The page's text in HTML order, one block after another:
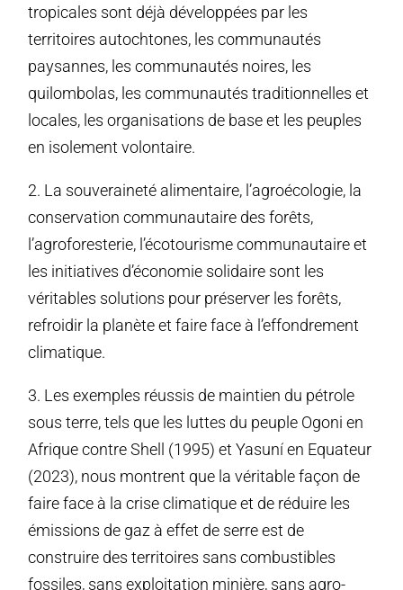
tropicales sont déjà développées par les
territoires autochtones, les communautés
paysannes, les communautés noires, les
quilombolas, les communautés traditionnelles et
locales, les organisations de base et les peuples
en isolement volontaire.
2. La souveraineté alimentaire, l’agroécologie, la
conservation communautaire des forêts,
l’agroforesterie, l’écotourisme communautaire et
les initiatives d’économie solidaire sont les
véritables solutions pour préserver les forêts,
refroidir la planète et faire face à l’effondrement
climatique.
3. Les exemples réussis de maintien du pétrole
sous terre, tels que les luttes du peuple Ogoni en
Afrique contre Shell (1995) et Yasuní en Equateur
(2023), nous montrent que la véritable façon de
faire face à la crise climatique et de réduire les
émissions de gaz à effet de serre est de
construire des territoires sans combustibles
fossiles, sans exploitation minière, sans agro-